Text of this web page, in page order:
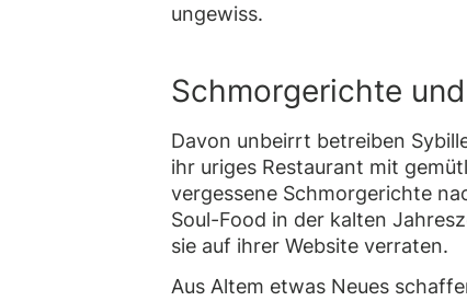
ungewiss.
Schmorgerichte
Davon unbeirrt betreiben
ihr uriges Restaurant mit
vergessene Schmorgerichte
Soul-Food in der kalten
sie auf ihrer Website verraten.
Aus Altem etwas Neues